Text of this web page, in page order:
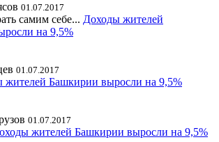
01.07.2017
самим себе... Доходы жителей
на 9,5%
01.07.2017
жителей Башкирии выросли на 9,5%
01.07.2017
жителей Башкирии выросли на 9,5%